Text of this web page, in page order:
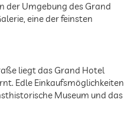
der Umgebung des Grand
eine der feinsten
liegt das Grand Hotel
Edle Einkaufsmöglichkeiten
Museum und das